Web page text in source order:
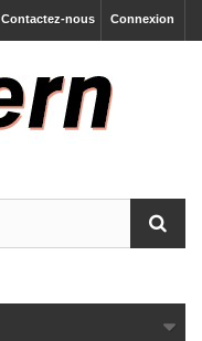
Connexion
Contactez-nous